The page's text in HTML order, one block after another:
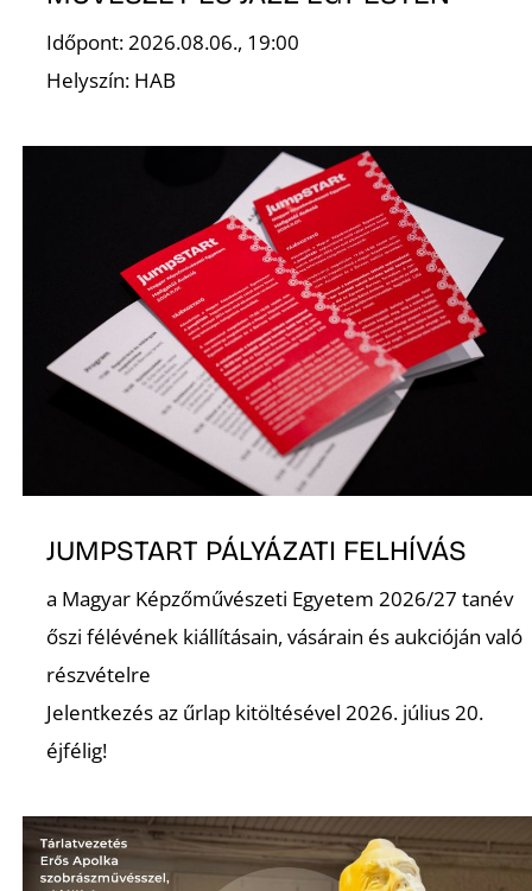
Időpont: 2026.08.06., 19:00
Helyszín: HAB
JUMPSTART PÁLYÁZATI FELHÍVÁS
a Magyar Képzőművészeti Egyetem 2026/27 tanév
őszi félévének kiállításain, vásárain és aukcióján való
részvételre
Jelentkezés az űrlap kitöltésével 2026. július 20.
éjfélig!